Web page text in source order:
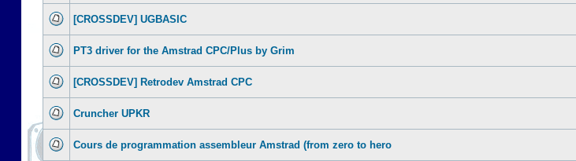
[CROSSDEV] UGBASIC
PT3 driver for the Amstrad CPC/Plus by Grim
[CROSSDEV] Retrodev Amstrad CPC
Cruncher UPKR
Cours de programmation assembleur Amstrad (from zero to hero